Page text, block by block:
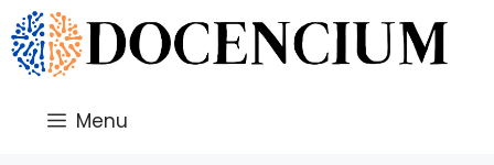
Saltar
al
contenido
Menu